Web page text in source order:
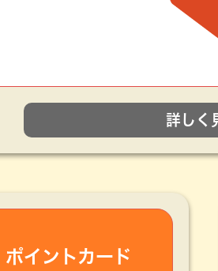
詳しく
ポイントカード